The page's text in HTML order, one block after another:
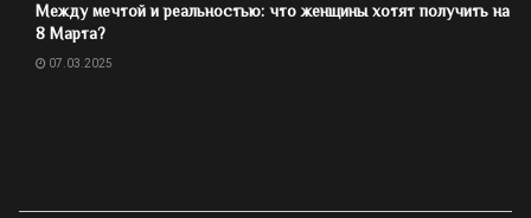
Между мечтой и реальностью: что женщины хотят получить на
8 Марта?
07.03.2025